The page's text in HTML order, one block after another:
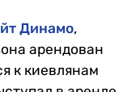
Динамо,
арендован
к киевлянам